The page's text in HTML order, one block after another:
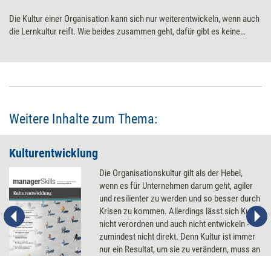
Die Kultur einer Organisation kann sich nur weiterentwickeln, wenn auch
die Lernkultur reift. Wie beides zusammen geht, dafür gibt es keine
Weitere Inhalte zum Thema:
Kulturentwicklung
Die Organisationskultur gilt als der Hebel,
wenn es für Unternehmen darum geht, agiler
und resilienter zu werden und so besser durch
Krisen zu kommen. Allerdings lässt sich Kultur
nicht verordnen und auch nicht entwickeln -
zumindest nicht direkt. Denn Kultur ist immer
nur ein Resultat, um sie zu verändern, muss an